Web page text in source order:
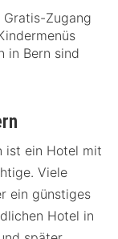
Zugang
in Bern sind
ist ein Hotel mit
Viele
ein günstiges
Hotel in